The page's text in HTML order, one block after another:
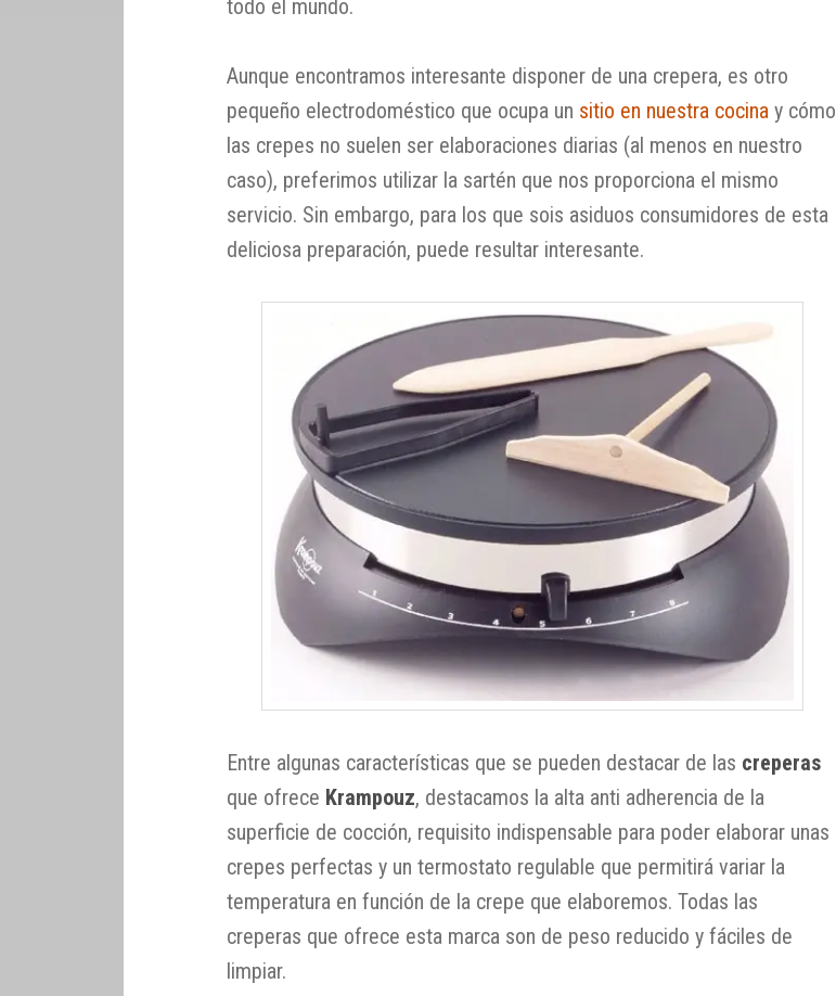
todo el mundo.
Aunque encontramos interesante disponer de una crepera, es otro
pequeño electrodoméstico que ocupa un sitio en nuestra cocina y cómo
las crepes no suelen ser elaboraciones diarias (al menos en nuestro
caso), preferimos utilizar la sartén que nos proporciona el mismo
servicio. Sin embargo, para los que sois asiduos consumidores de esta
deliciosa preparación, puede resultar interesante.
Entre algunas características que se pueden destacar de las creperas
que ofrece Krampouz, destacamos la alta anti adherencia de la
superficie de cocción, requisito indispensable para poder elaborar unas
crepes perfectas y un termostato regulable que permitirá variar la
temperatura en función de la crepe que elaboremos. Todas las
creperas que ofrece esta marca son de peso reducido y fáciles de
limpiar.